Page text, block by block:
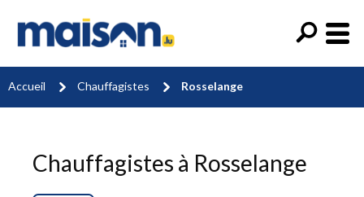
Accueil Chauffagistes Rosselange
Chauffagistes à Rosselange